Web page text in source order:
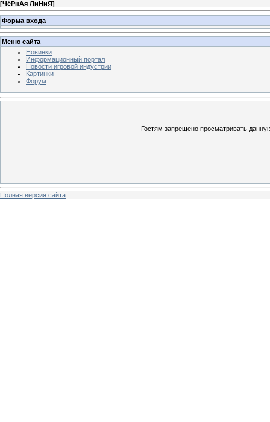
[ЧёРнАя ЛиНиЯ]
Форма входа
Меню сайта
Новинки
Информационный портал
Новости игровой индустрии
Картинки
Форум
Гостям запрещено просматривать
Полная версия сайта